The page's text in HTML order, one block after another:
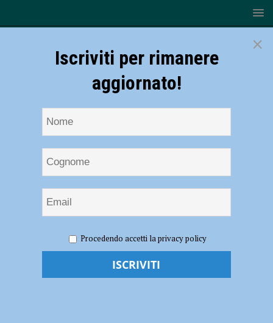
sabato sera al “Garilli” arriva il Carpi. Cacia non convocato dopo la lite
con Gatti
Piacenza, sabato sera al “Garilli” arriva il
×
Iscriviti per rimanere
aggiornato!
Procedendo accetti la privacy policy